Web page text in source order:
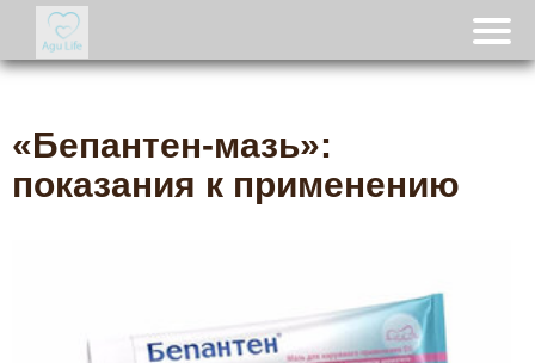
«Бепантен-мазь»:
показания к применению